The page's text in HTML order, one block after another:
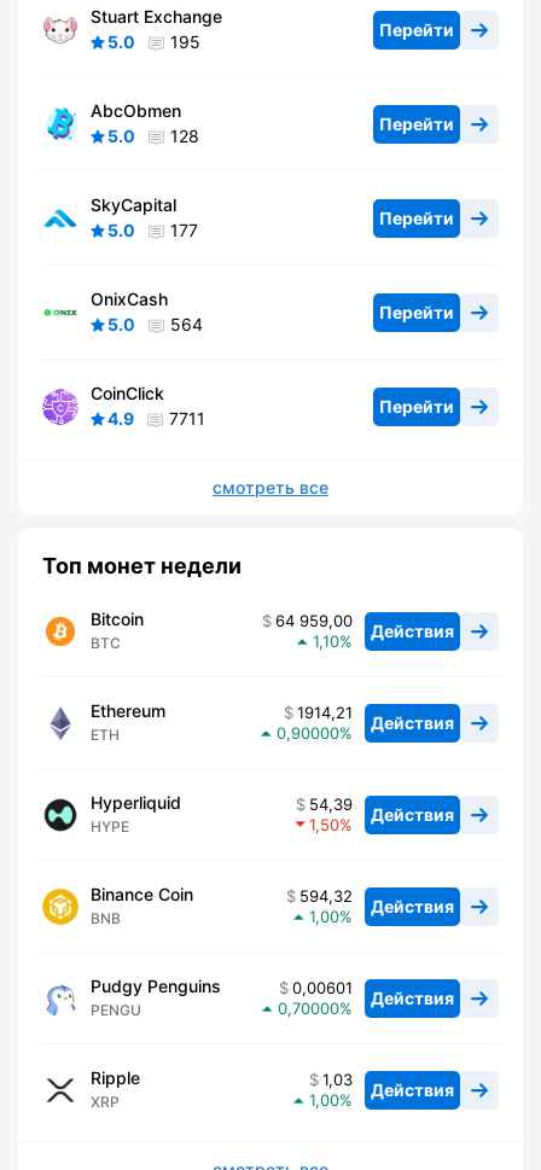
Stuart Exchange
5.0
195
Перейти
AbcObmen
5.0
128
Перейти
SkyCapital
5.0
177
Перейти
OnixCash
5.0
564
Перейти
CoinClick
4.9
7711
Перейти
смотреть все
Топ монет недели
Bitcoin
BTC
64 959,00
1,10
Действия
Ethereum
ETH
1914,21
0,90000
Действия
Hyperliquid
HYPE
54,39
1,50
Действия
Binance Coin
BNB
594,32
1,00
Действия
Pudgy Penguins
PENGU
0,00601
0,70000
Действия
Ripple
XRP
1,03
1,00
Действия